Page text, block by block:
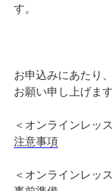
す。
お申込みにあたり
お願い申し上げます
＜オンラインレッ
注意事項
＜オンラインレッ